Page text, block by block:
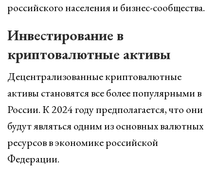
российского населения и бизнес-сообщества.
Инвестирование в
криптовалютные активы
Децентрализованные криптовалютные
активы становятся все более популярными в
России. К 2024 году предполагается, что они
будут являться одним из основных валютных
ресурсов в экономике российской
Федерации.